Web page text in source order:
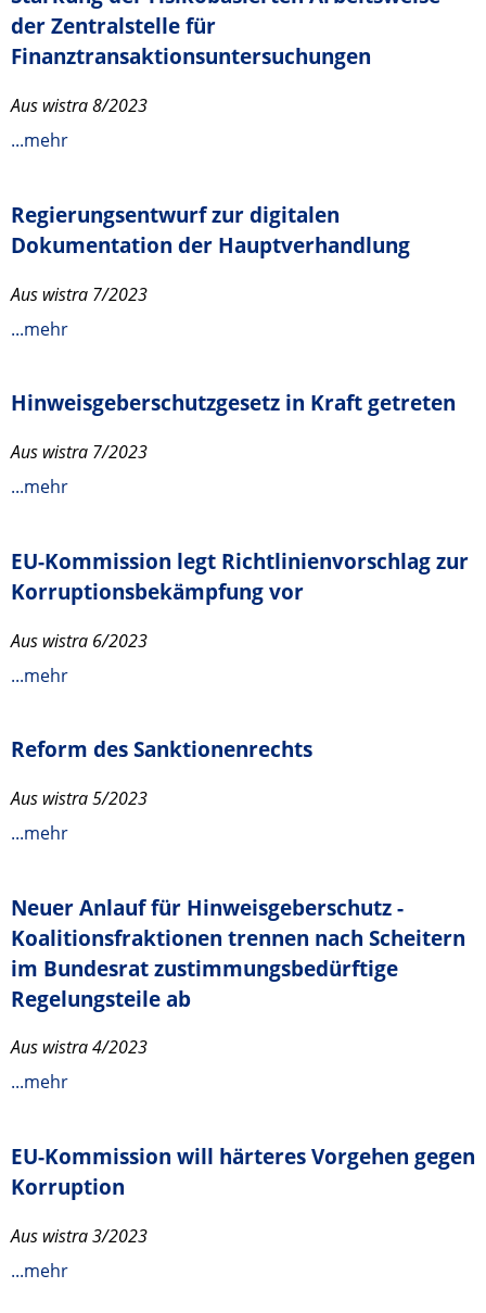
der Zentralstelle für
Finanztransaktionsuntersuchungen
Aus wistra 8/2023
...mehr
Regierungsentwurf zur digitalen
Dokumentation der Hauptverhandlung
Aus wistra 7/2023
...mehr
Hinweisgeberschutzgesetz in Kraft getreten
Aus wistra 7/2023
...mehr
EU-Kommission legt Richtlinienvorschlag zur
Korruptionsbekämpfung vor
Aus wistra 6/2023
...mehr
Reform des Sanktionenrechts
Aus wistra 5/2023
...mehr
Neuer Anlauf für Hinweisgeberschutz -
Koalitionsfraktionen trennen nach Scheitern
im Bundesrat zustimmungsbedürftige
Regelungsteile ab
Aus wistra 4/2023
...mehr
EU-Kommission will härteres Vorgehen gegen
Korruption
Aus wistra 3/2023
...mehr